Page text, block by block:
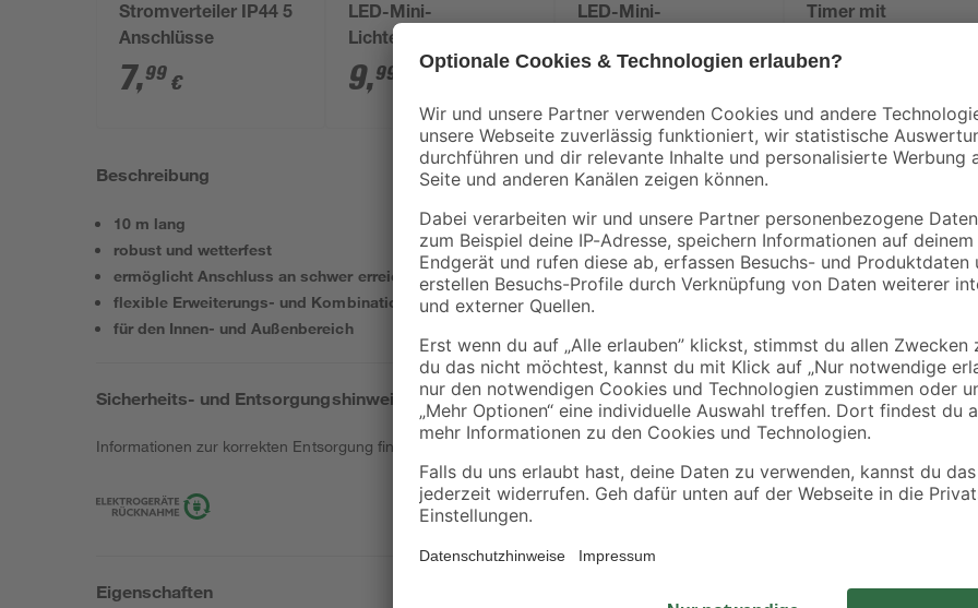
Stromverteiler IP44 5
Anschlüsse
7,99 €
LED-Mini-
Lichterkette 40 LEDs
warmweiß 270 cm
9,99
LED-Mini-
warmweiß 1110 cm
19, 99
Timer mit
für toom-System
8,99
Beschreibung
10 m lang
robust und wetterfest
ermöglicht Anschluss an schwer erreichbare Stellen
flexible Erweiterungs- und Kombinationsmöglichkeiten
für den Innen- und Außenbereich
Sicherheits- und Entsorgungshinweise
Informationen zur korrekten Entsorgung findest du
Eigenschaften